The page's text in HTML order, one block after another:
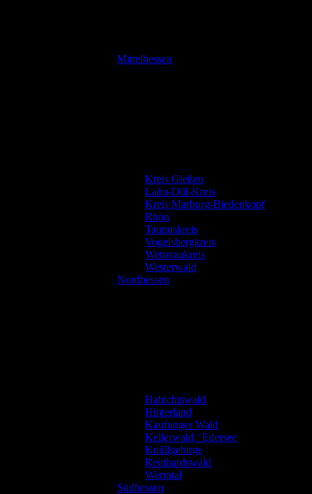
Mittelhessen
Kreis Gießen
Lahn-Dill-Kreis
Kreis Marburg-Biedenkopf
Rhön
Taunuskreis
Vogelsbergkreis
Wetteraukreis
Westerwald
Nordhessen
Habichtswald
Hinterland
Kaufunger Wald
Kellerwald / Edersee
Knüllgebirge
Reinhardswald
Werratal
Südhessen